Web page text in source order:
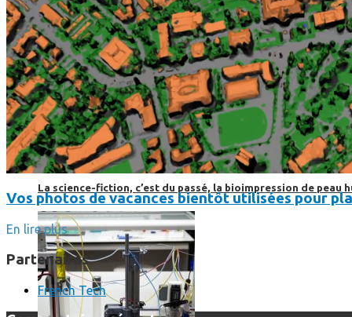
Science
Science
La science-fiction, c’est du passé, la bioimpression de peau
Vos photos de vacances bientôt utilisées pour
En lire plus
Partenaires
French Tech